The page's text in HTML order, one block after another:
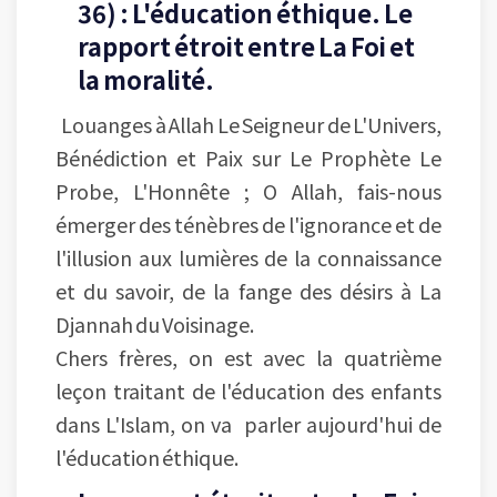
36) : L'éducation éthique. Le
rapport étroit entre La Foi et
la moralité.
Louanges à Allah Le Seigneur de L'Univers,
Bénédiction et Paix sur Le Prophète Le
Probe, L'Honnête ; O Allah, fais-nous
émerger des ténèbres de l'ignorance et de
l'illusion aux lumières de la connaissance
et du savoir, de la fange des désirs à La
Djannah du Voisinage.
Chers frères, on est avec la quatrième
leçon traitant de l'éducation des enfants
dans L'Islam, on va parler aujourd'hui de
l'éducation éthique.